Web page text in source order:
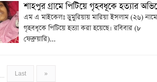
শাহপুর গ্রামে পিটিয়ে গৃহবধূকে হত্যার
এম এ মাইকেলঃ ডুমুরিয়ায় মারিয়া ইসলাম (২৬)
গৃহবধূকে পিটিয়ে হত্যা করা হয়েছে। রবিবার (৮
ফেব্রুয়ারি)...
... Last »